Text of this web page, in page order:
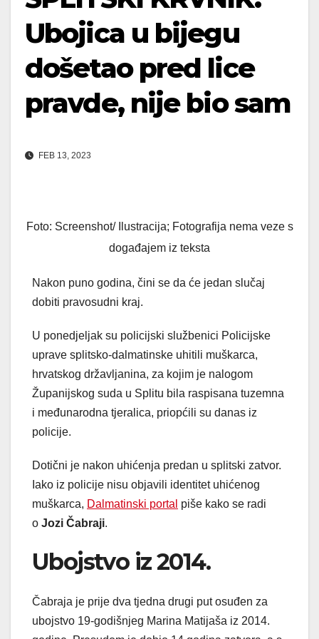
Ubojica u bijegu
došetao pred lice
pravde, nije bio sam
FEB 13, 2023
Foto: Screenshot/ Ilustracija; Fotografija nema veze s
događajem iz teksta
Nakon puno godina, čini se da će jedan slučaj
dobiti pravosudni kraj.
U ponedjeljak su policijski službenici Policijske
uprave splitsko-dalmatinske uhitili muškarca,
hrvatskog državljanina, za kojim je nalogom
Županijskog suda u Splitu bila raspisana tuzemna
i međunarodna tjeralica, priopćili su danas iz
policije.
Dotični je nakon uhićenja predan u splitski zatvor.
Iako iz policije nisu objavili identitet uhićenog
muškarca, Dalmatinski portal piše kako se radi
o Jozi Čabraji.
Ubojstvo iz 2014.
Čabraja je prije dva tjedna drugi put osuđen za
ubojstvo 19-godišnjeg Marina Matijaša iz 2014.